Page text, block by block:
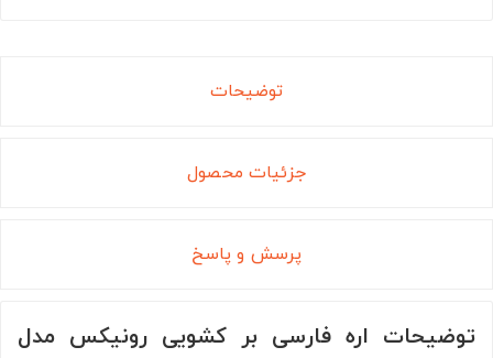
توضیحات
جزئیات محصول
پرسش و پاسخ
توضیحات اره فارسی بر کشویی رونیکس مدل